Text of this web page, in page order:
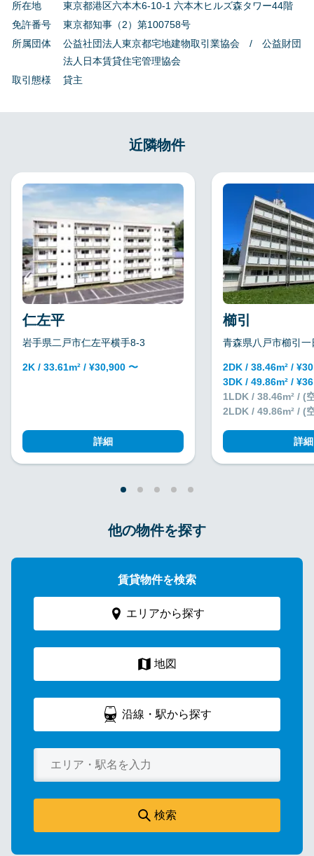
所在地
東京都港区六本木6-10-1 六本木ヒルズ森タワー44階
免許番号
東京都知事（2）第100758号
所属団体
公益社団法人東京都宅地建物取引業協会 / 公益財団
法人日本賃貸住宅管理協会
取引態様
貸主
近隣物件
仁左平
岩手県二戸市仁左平横手8-3
2K / 33.61m² / ¥30,900 〜
詳細
櫛引
青森県八戸市櫛引
2DK / 38.46m² /
3DK / 49.86m² /
1LDK / 38.46m² / (
2LDK / 49.86m² / (
詳細
他の物件を探す
賃貸物件を検索
エリアから探す
地図
沿線・駅から探す
検索